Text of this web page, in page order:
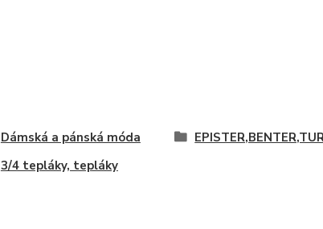
Dámská a pánská móda
3/4 tepláky, tepláky